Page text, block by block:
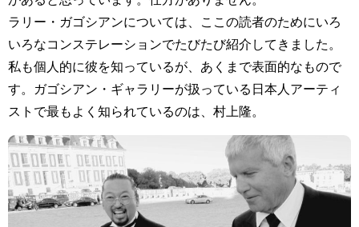
ラリー・ガゴシアンについては、ここの読者のためにいろ
いろなコンステレーションでたびたび紹介してきました。
私も個人的に彼を知っているが、あくまで表面的なもので
す。ガゴシアン・ギャラリーが扱っている日本人アーティ
ストで最もよく知られているのは、村上隆。